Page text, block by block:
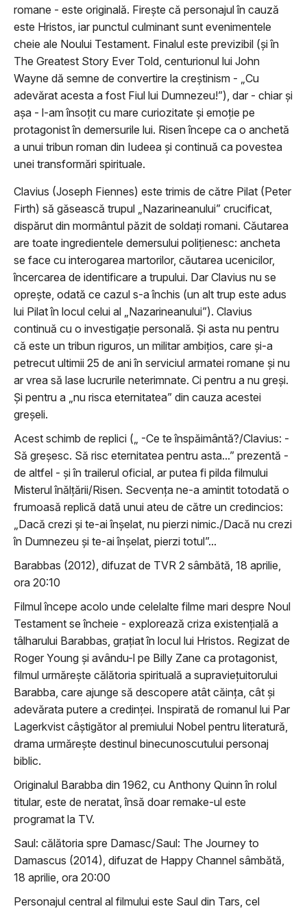
romane - este originală. Firește că personajul în cauză
este Hristos, iar punctul culminant sunt evenimentele
cheie ale Noului Testament. Finalul este previzibil (și în
The Greatest Story Ever Told, centurionul lui John
Wayne dă semne de convertire la creștinism - „Cu
adevărat acesta a fost Fiul lui Dumnezeu!”), dar - chiar și
așa - l-am însoțit cu mare curiozitate și emoție pe
protagonist în demersurile lui. Risen începe ca o anchetă
a unui tribun roman din Iudeea şi continuă ca povestea
unei transformări spirituale.
Clavius (Joseph Fiennes) este trimis de către Pilat (Peter
Firth) să găsească trupul „Nazarineanului” crucificat,
dispărut din mormântul păzit de soldaţi romani. Căutarea
are toate ingredientele demersului poliţienesc: ancheta
se face cu interogarea martorilor, căutarea ucenicilor,
încercarea de identificare a trupului. Dar Clavius nu se
oprește, odată ce cazul s-a închis (un alt trup este adus
lui Pilat în locul celui al „Nazarineanului”). Clavius
continuă cu o investigație personală. Și asta nu pentru
că este un tribun riguros, un militar ambiţios, care şi-a
petrecut ultimii 25 de ani în serviciul armatei romane și nu
ar vrea să lase lucrurile neterimnate. Ci pentru a nu greși.
Și pentru a „nu risca eternitatea” din cauza acestei
greșeli.
Acest schimb de replici („ -Ce te înspăimântă?/Clavius: -
Să greșesc. Să risc eternitatea pentru asta...” prezentă -
de altfel - și în trailerul oficial, ar putea fi pilda filmului
Misterul înălțării/Risen. Secvența ne-a amintit totodată o
frumoasă replică dată unui ateu de către un credincios:
„Dacă crezi și te-ai înșelat, nu pierzi nimic./Dacă nu crezi
în Dumnezeu și te-ai înșelat, pierzi totul”...
Barabbas (2012), difuzat de TVR 2 sâmbătă, 18 aprilie,
ora 20:10
Filmul începe acolo unde celelalte filme mari despre Noul
Testament se încheie - explorează criza existenţială a
tâlharului Barabbas, graţiat în locul lui Hristos. Regizat de
Roger Young și avându-l pe Billy Zane ca protagonist,
filmul urmărește călătoria spirituală a supraviețuitorului
Barabba, care ajunge să descopere atât căința, cât și
adevărata putere a credinței. Inspirată de romanul lui Par
Lagerkvist câștigător al premiului Nobel pentru literatură,
drama urmărește destinul binecunoscutului personaj
biblic.
Originalul Barabba din 1962, cu Anthony Quinn în rolul
titular, este de neratat, însă doar remake-ul este
programat la TV.
Saul: călătoria spre Damasc/Saul: The Journey to
Damascus (2014), difuzat de Happy Channel sâmbătă,
18 aprilie, ora 20:00
Personajul central al filmului este Saul din Tars, cel